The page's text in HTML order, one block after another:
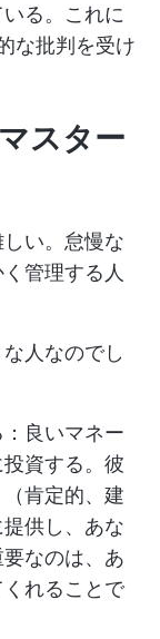
る。これに
な批判を受け
スター
い。怠慢な
管理する人
人なのでし
良いマネー
資する。彼
肯定的、建
供し、あな
なのは、あ
れることで